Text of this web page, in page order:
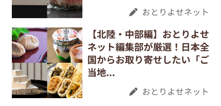
おとりよせネット
【北陸・中部編】おとりよせ
ネット編集部が厳選！日本全
国からお取り寄せしたい「ご
当地...
おとりよせネット